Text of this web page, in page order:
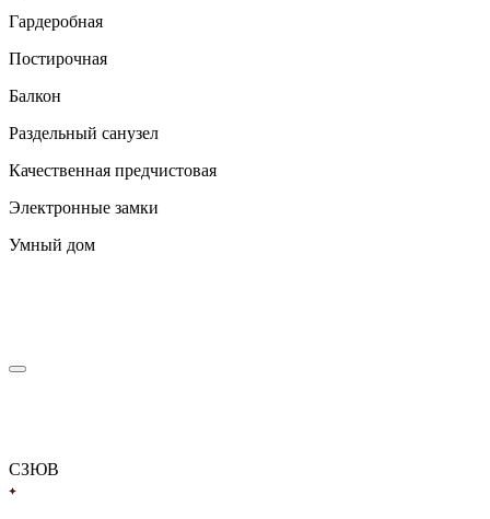
Гардеробная
Постирочная
Балкон
Раздельный санузел
Качественная предчистовая
Электронные замки
Умный дом
СЗЮВ